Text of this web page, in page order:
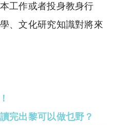
工作或者投身教身行
、文化研究知識對將來
完出黎可以做乜野？